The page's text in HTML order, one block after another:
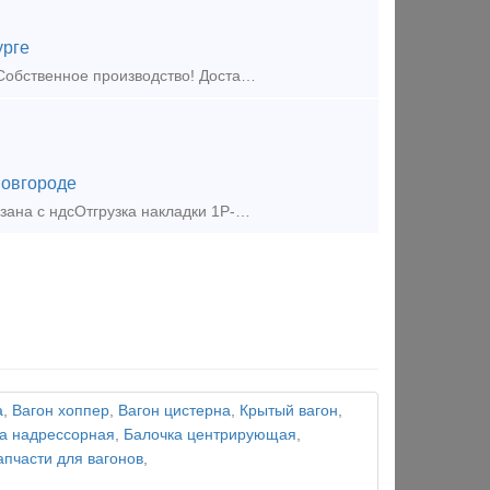
Предложение (продажа) Изготавливаем элементы крепления рельсов == Собственное производство! Доставка по России! == Изготавливаем:
Накладка 1Р50 восстановленная ГОСТ 19128-73. Цена накладки 1р 50 указана с ндсОтгрузка накладки 1Р-50: транспортной компанией или самовывозОплата накладок 1р50 осуществляется с пом
, Вагон хоппер, Вагон цистерна, Крытый вагон,
надрессорная, Балочка центрирующая,
для вагонов,